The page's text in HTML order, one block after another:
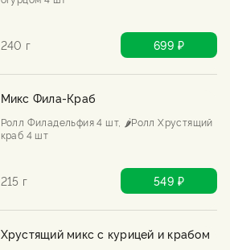
240 г 699 ₽
Микс Фила-Краб
Ролл Филадельфия 4 шт, 🌶️Ролл Хрустящий
краб 4 шт
215 г 549 ₽
Хрустящий микс с курицей и крабом